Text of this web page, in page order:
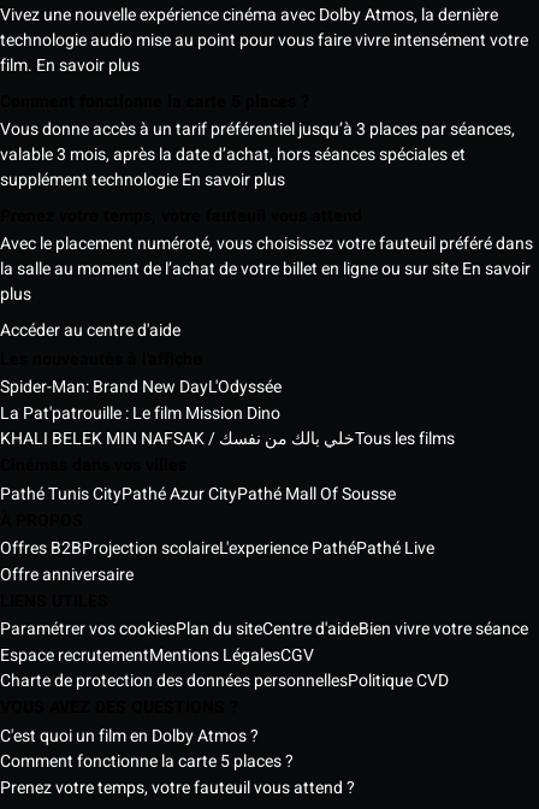
Vivez une nouvelle expérience cinéma avec Dolby Atmos, la dernière
technologie audio mise au point pour vous faire vivre intensément votre
film. En savoir plus
Vous donne accès à un tarif préférentiel jusqu’à 3 places par séances,
valable 3 mois, après la date d’achat, hors séances spéciales et
supplément technologieEn savoir plus
Avec le placement numéroté, vous choisissez votre fauteuil préféré dans
la salle au moment de l’achat de votre billet en ligne ou sur siteEn savoir
plus
Accéder au centre d'aide
Spider-Man: Brand New DayL'Odyssée
La Pat'patrouille : Le film Mission Dino
KHALI BELEK MIN NAFSAK / خلي بالك من نفسكTous les films
Pathé Tunis CityPathé Azur CityPathé Mall Of Sousse
Offres B2BProjection scolaireL'experience PathéPathé Live
Offre anniversaire
Paramétrer vos cookiesPlan du siteCentre d'aideBien vivre votre séance
Espace recrutementMentions LégalesCGV
Charte de protection des données personnellesPolitique CVD
C'est quoi un film en Dolby Atmos ?
Comment fonctionne la carte 5 places ?
Prenez votre temps, votre fauteuil vous attend ?